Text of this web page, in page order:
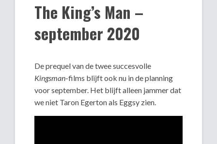
The King’s Man –
september 2020
De prequel van de twee succesvolle
Kingsman-films blijft ook nu in de planning
voor september. Het blijft alleen jammer dat
we niet Taron Egerton als Eggsy zien.